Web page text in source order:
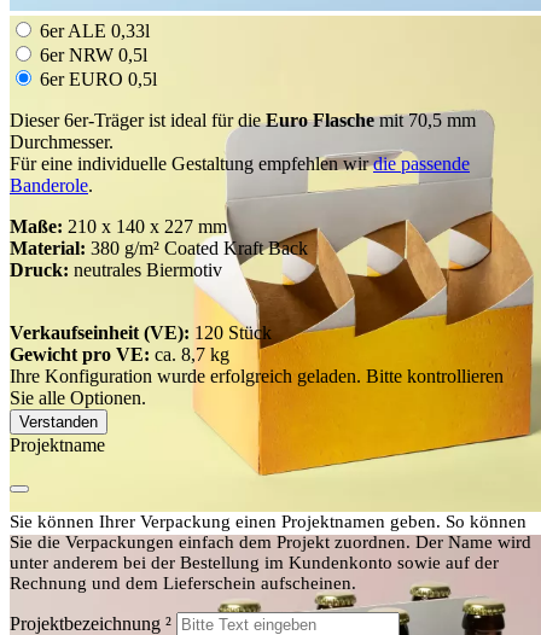
6er ALE 0,33l
6er NRW 0,5l
6er EURO 0,5l
Dieser 6er-Träger ist ideal für dieEuro Flaschemit 70,5 mm
Durchmesser.
Für eine individuelle Gestaltung empfehlen wirdie passende
Banderole.
Maße: 210 x 140 x 227 mm
Material: 380 g/m² Coated Kraft Back
Druck: neutrales Biermotiv
Verkaufseinheit (VE): 120 Stück
Gewicht pro VE: ca. 8,7 kg
Ihre Konfiguration wurde erfolgreich geladen. Bitte kontrollieren
Sie alle Optionen.
Verstanden
Projektname
Sie können Ihrer Verpackung einen Projektnamen geben. So können
Sie die Verpackungen einfach dem Projekt zuordnen. Der Name wird
unter anderem bei der Bestellung im Kundenkonto sowie auf der
Rechnung und dem Lieferschein aufscheinen.
Projektbezeichnung ²